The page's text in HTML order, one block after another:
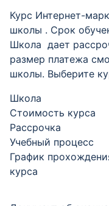
Курс Интернет-
школы . Срок
Школа дает
размер платежа
школы. Выберите
Школа
Стоимость курса
Рассрочка
Учебный процесс
График
курса